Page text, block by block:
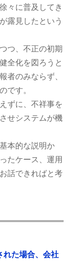
々に普及してき
露見したという
つ、不正の初期
全化を図ろうと
者のみならず、
です。
ずに、不祥事を
せシステムが機
本的な説明か
たケース、運用
話できればと考
れた場合、会社